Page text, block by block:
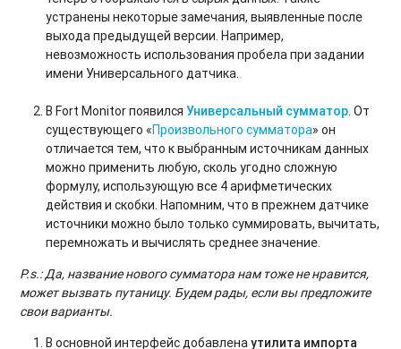
устранены некоторые замечания, выявленные после
выхода предыдущей версии. Например,
невозможность использования пробела при задании
имени Универсального датчика.
В Fort Monitor появилсяУниверсальный сумматор. От
существующего «Произвольного сумматора» он
отличается тем, что к выбранным источникам данных
можно применить любую, сколь угодно сложную
формулу, использующую все 4 арифметических
действия и скобки. Напомним, что в прежнем датчике
источники можно было только суммировать, вычитать,
перемножать и вычислять среднее значение.
P.s.: Да, название нового сумматора нам тоже не нравится,
может вызвать путаницу. Будем рады, если вы предложите
свои варианты.
В основной интерфейс добавленаутилита импорта